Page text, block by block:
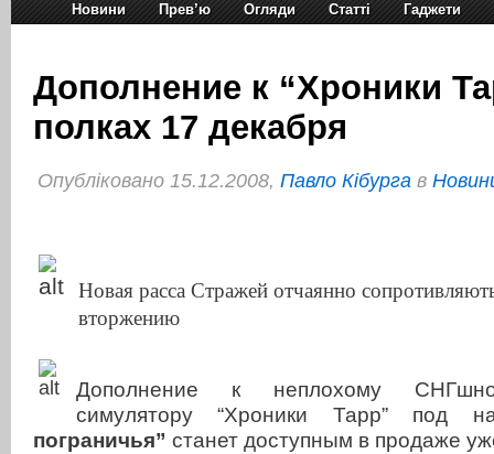
Новини Прев’ю Огляди Статті Гаджети
Дополнение к “Хроники
полках 17 декабря
Опубліковано 15.12.2008, Павло Кібурга в
Новая расса Стражей отчаянно
вторжению
Дополнение к неплохому
симулятору “Хроники Тарр” под
пограничья” станет доступным в продаже